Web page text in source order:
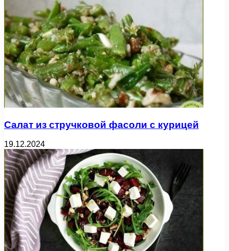
Салат из стручковой фасоли с курицей
19.12.2024